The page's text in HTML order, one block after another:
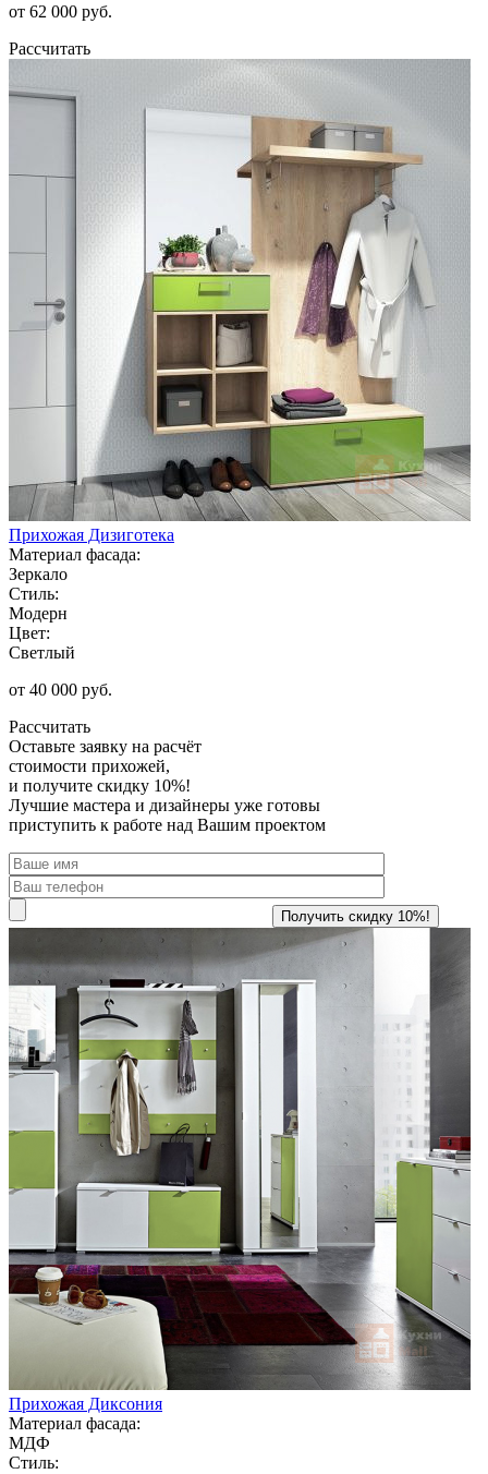
от 62 000 руб.
Рассчитать
Прихожая Дизиготека
Материал фасада:
Зеркало
Стиль:
Модерн
Цвет:
Светлый
от 40 000 руб.
Рассчитать
Оставьте заявку на расчёт
стоимости прихожей,
и получите скидку 10%!
Лучшие мастера и дизайнеры уже готовы
приступить к работе над Вашим проектом
Прихожая Диксония
Материал фасада:
МДФ
Стиль: